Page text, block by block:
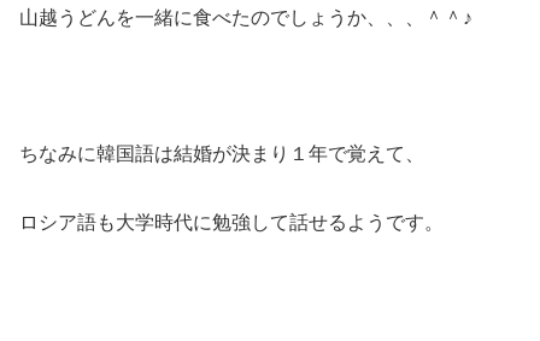
山越うどんを一緒に食べたのでしょうか、、、＾＾♪
ちなみに韓国語は結婚が決まり１年で覚えて、
ロシア語も大学時代に勉強して話せるようです。